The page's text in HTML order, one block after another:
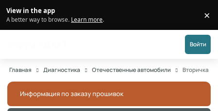
View in the app
A better way to browse. Learn more. ×
Войти
Главная Диагностика Отечественные автомобили Вторичка
Информация по заказу прошивок